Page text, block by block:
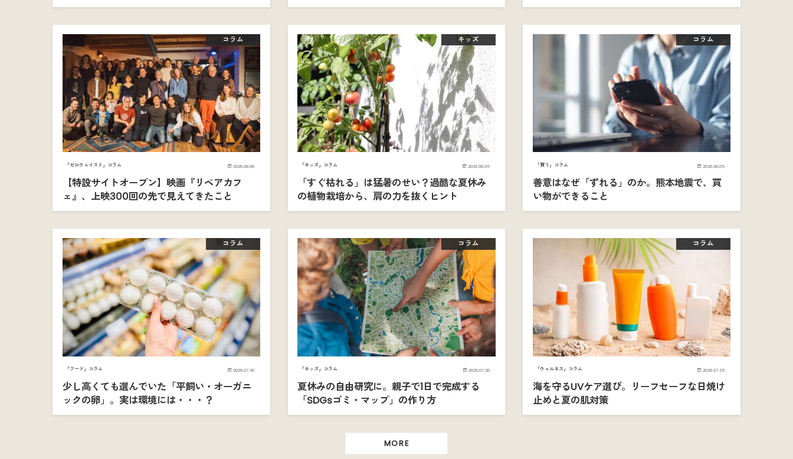
コラム
「ゼロウェイスト」コラム 2026.08.06
【特設サイトオープン】映画『リペアカフ
ェ』、上映300回の先で見えてきたこと
キッズ
「キッズ」コラム 2026.08.05
「すぐ枯れる」は猛暑のせい？過酷な夏休み
の植物栽培から、肩の力を抜くヒント
コラム
「買う」コラム 2026.08.05
善意はなぜ「ずれる」のか。熊本地震で、買
い物ができること
コラム
「フード」コラム 2026.07.30
少し高くても選んでいた「平飼い・オーガニ
ックの卵」。実は環境には・・・？
コラム
「キッズ」コラム 2026.07.30
夏休みの自由研究に。親子で1日で完成する
「SDGsゴミ・マップ」の作り方
コラム
「ウェルネス」コラム 2026.07.25
海を守るUVケア選び。リーフセーフな日焼け
止めと夏の肌対策
MORE